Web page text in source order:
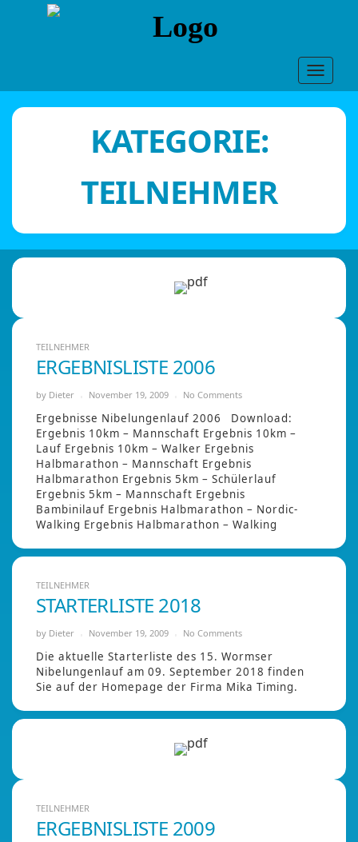
Toggle
KATEGORIE:
TEILNEHMER
TEILNEHMER
ERGEBNISLISTE 2006
by Dieter November 19, 2009 No Comments
Ergebnisse Nibelungenlauf 2006 Download:
Ergebnis 10km – Mannschaft Ergebnis 10km –
Lauf Ergebnis 10km – Walker Ergebnis
Halbmarathon – Mannschaft Ergebnis
Halbmarathon Ergebnis 5km – Schülerlauf
Ergebnis 5km – Mannschaft Ergebnis
Bambinilauf Ergebnis Halbmarathon – Nordic-
Walking Ergebnis Halbmarathon – Walking
TEILNEHMER
STARTERLISTE 2018
by Dieter November 19, 2009 No Comments
Die aktuelle Starterliste des 15. Wormser
Nibelungenlauf am 09. September 2018 finden
Sie auf der Homepage der Firma Mika Timing.
TEILNEHMER
ERGEBNISLISTE 2009